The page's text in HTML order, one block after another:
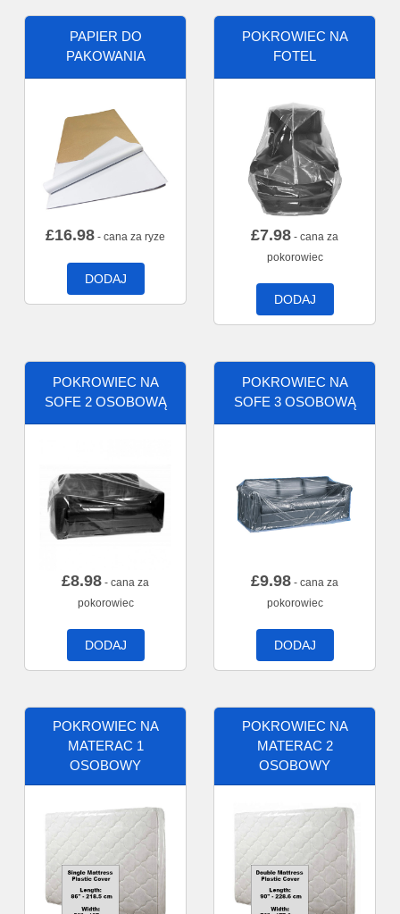
PAPIER DO
PAKOWANIA
£16.98 - cana za ryze
DODAJ
POKROWIEC NA
FOTEL
£7.98 - cana za
pokorowiec
DODAJ
POKROWIEC NA
SOFE 2 OSOBOWĄ
£8.98 - cana za
pokorowiec
DODAJ
POKROWIEC NA
SOFE 3 OSOBOWĄ
£9.98 - cana za
pokorowiec
DODAJ
POKROWIEC NA
MATERAC 1
OSOBOWY
POKROWIEC NA
MATERAC 2
OSOBOWY